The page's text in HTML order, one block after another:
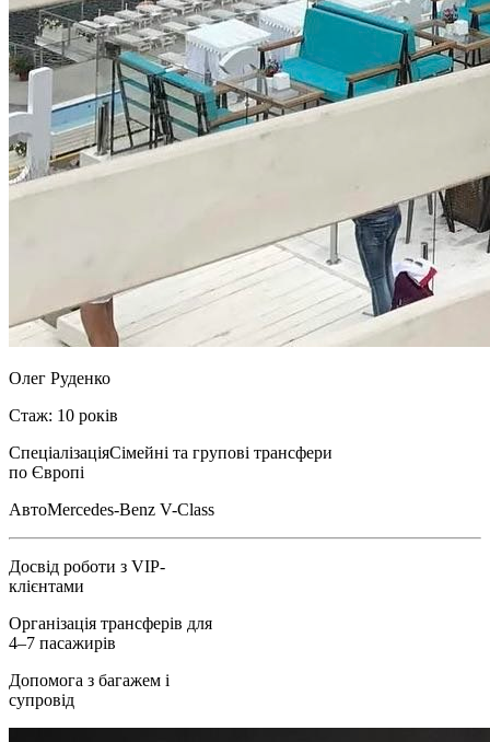
Олег Руденко
Стаж: 10 років
СпеціалізаціяСімейні та групові трансфери
по Європі
АвтоMercedes-Benz V-Class
Досвід роботи з VIP-
клієнтами
Організація трансферів для
4–7 пасажирів
Допомога з багажем і
супровід